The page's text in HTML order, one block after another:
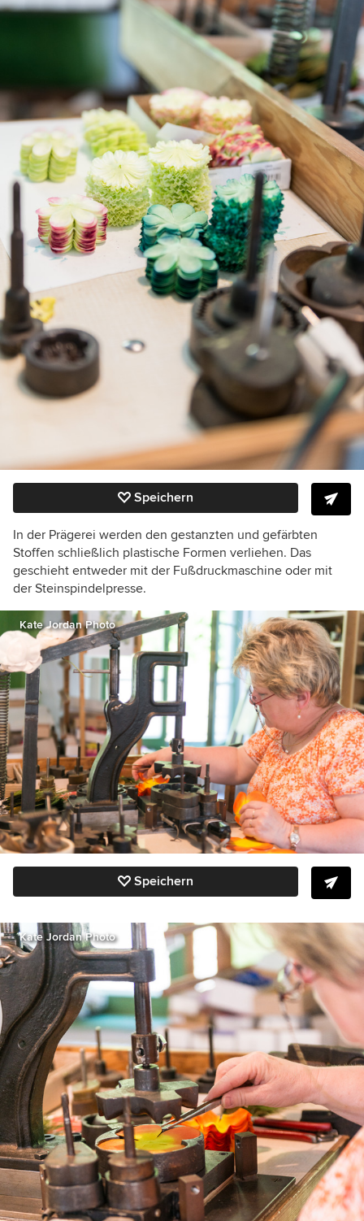
Speichern
In der Prägerei werden den gestanzten und gefärbten
Stoffen schließlich plastische Formen verliehen. Das
geschieht entweder mit der Fußdruckmaschine oder mit
der Steinspindelpresse.
Kate Jordan Photo
Speichern
Kate Jordan Photo